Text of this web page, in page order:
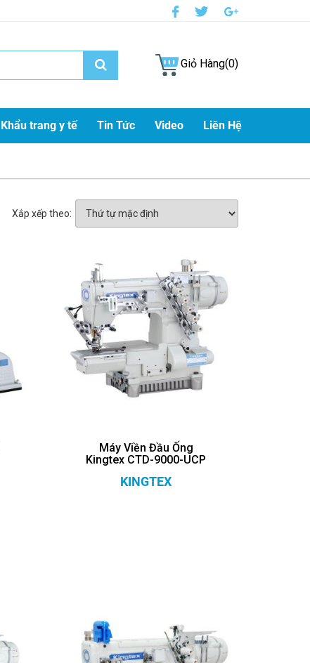
Giỏ Hàng(0)
Khẩu trang y tế Tin Tức Video Liên Hệ
Xắp xếp theo:
Máy Viền Đầu Ống
Kingtex CTD-9000-UCP
KINGTEX